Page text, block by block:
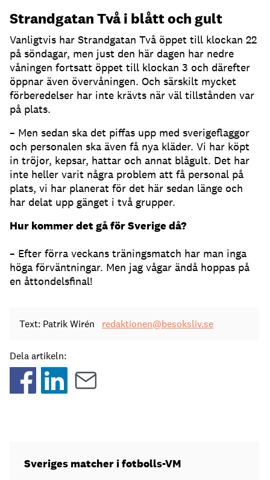
Strandgatan Två i blått och gult
Vanligtvis har Strandgatan Två öppet till klockan 22
på söndagar, men just den här dagen har nedre
våningen fortsatt öppet till klockan 3 och därefter
öppnar även övervåningen. Och särskilt mycket
förberedelser har inte krävts när väl tillstånden var
på plats.
– Men sedan ska det piffas upp med sverigeflaggor
och personalen ska även få nya kläder. Vi har köpt
in tröjor, kepsar, hattar och annat blågult. Det har
inte heller varit några problem att få personal på
plats, vi har planerat för det här sedan länge och
har delat upp gänget i två grupper.
Hur kommer det gå för Sverige då?
– Efter förra veckans träningsmatch har man inga
höga förväntningar. Men jag vågar ändå hoppas på
en åttondelsfinal!
Text: Patrik Wirén redaktionen@besoksliv.se
Dela artikeln:
Sveriges matcher i fotbolls-VM